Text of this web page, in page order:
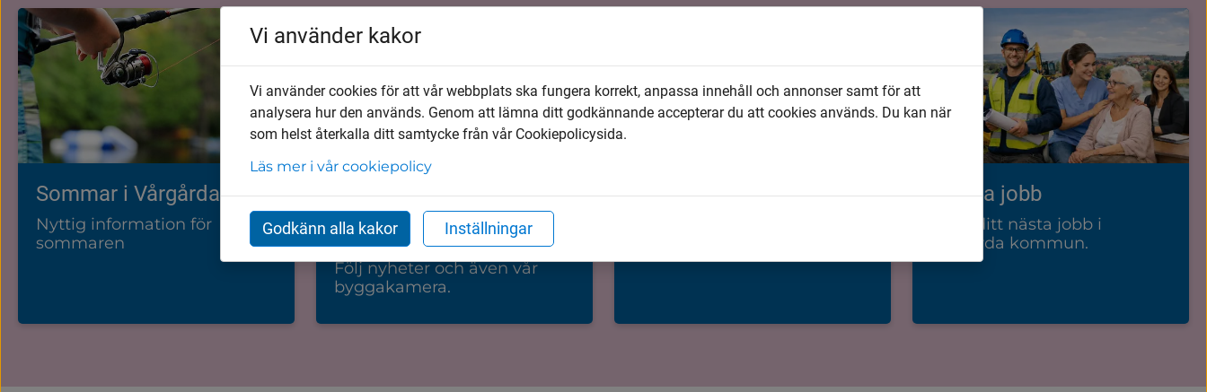
Sommar i Vårgårda
Nyttig information för
sommaren
Följ bygget av vårt nya
äldreboende
Vi bygger nytt äldreboende.
Följ nyheter och även vår
byggakamera.
Turistinformation Lediga jobb
Hitta ditt nästa jobb i
Vårgårda kommun.
Vi använder kakor
Vi använder cookies för att vår webbplats ska fungera korrekt, anpassa innehåll och annonser samt för att
analysera hur den används. Genom att lämna ditt godkännande accepterar du att cookies används. Du kan när
som helst återkalla ditt samtycke från vår Cookiepolicysida.
Läs mer i vår cookiepolicy
Godkänn alla kakor Inställningar